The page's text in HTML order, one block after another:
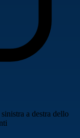
a destra dello